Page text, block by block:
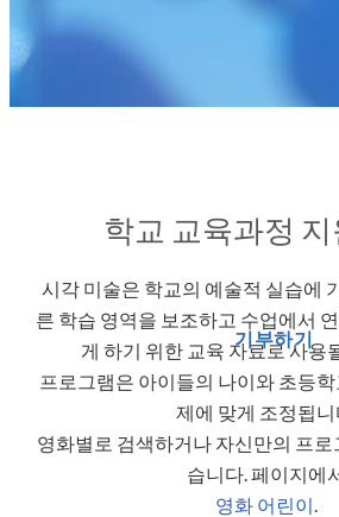
기부하기
학교 교육과정
시각 미술은 학교의 예술적 실습에
른 학습 영역을 보조하고 수업에서
게 하기 위한 교육 자료로 사용
프로그램은 아이들의 나이와 초등
제에 맞게 조정됩니
영화별로 검색하거나 자신만의 프로
습니다. 페이지에
영화 어린이